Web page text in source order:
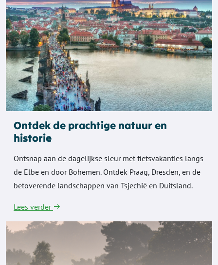
Ontdek de prachtige natuur en
historie
Ontsnap aan de dagelijkse sleur met fietsvakanties langs
de Elbe en door Bohemen. Ontdek Praag, Dresden, en de
betoverende landschappen van Tsjechië en Duitsland.
Lees verder